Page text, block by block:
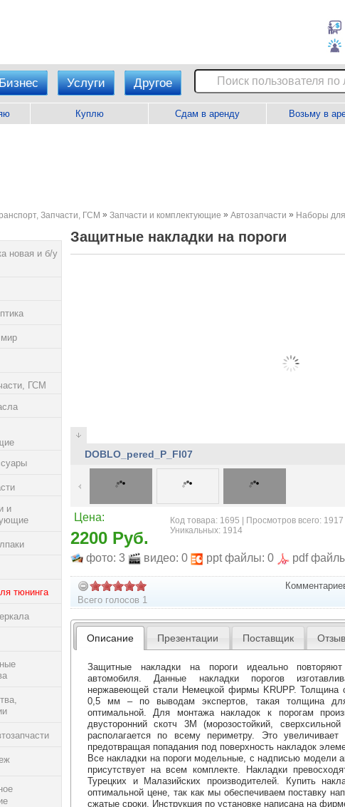
Услуги Другое
Куплю Сдам в аренду Возьму в
Запчасти, ГСМ » Запчасти и комплектующие » Автозапчасти » Наборы
новая и б/у
ГСМ
и
тюнинга
Защитные накладки на пороги
DOBLO_pered_P_FI07
Цена:
2200 Руб.
Код товара: 1695 | Просмотров всего: 1917 |
Уникальных: 1914
фото: 3 видео: 0 ppt файлы: 0 pdf
Всего голосов 1
Описание Презентации Поставщик
Защитные накладки на пороги идеально
автомобиля. Данные накладки порогов
нержавеющей стали Немецкой фирмы KRUPP. Толщина
0,5 мм – по выводам экспертов, такая толщина
оптимальной. Для монтажа накладок к порогам
двусторонний скотч 3М (морозостойкий,
располагается по всему периметру. Это
предотвращая попадания под поверхность накладок
Все накладки на пороги модельные, с надписью модели
присутствует на всем комплекте. Накладки
Турецких и Малазийских производителей. Купить
оптимальной цене, так как мы обеспечиваем поставку
сжатые сроки. Инструкция по установке написана на